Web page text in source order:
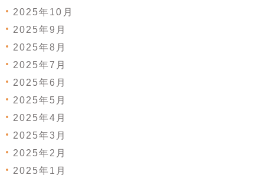
2025年10月
2025年9月
2025年8月
2025年7月
2025年6月
2025年5月
2025年4月
2025年3月
2025年2月
2025年1月